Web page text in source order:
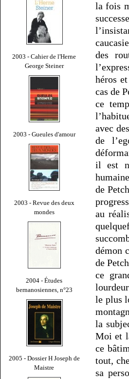
2003 - Cahier de l'Herne
George Steiner
2003 - Gueules d'amour
2003 - Revue des deux
mondes
2004 - Études
bernanosiennes, n°23
2005 - Dossier H Joseph de
Maistre
la fois
des
héros
cas de
ce
avec
de
il est
de
au
démon
de
ce
le plus
la
Moi et
ce
tout,
sa